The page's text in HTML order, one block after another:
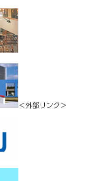
＜外部リンク＞